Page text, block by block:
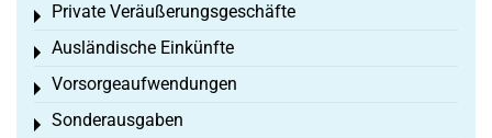
Private Veräußerungsgeschäfte
Toggle menu
Ausländische Einkünfte
Toggle menu
Vorsorgeaufwendungen
Toggle menu
Sonderausgaben
Toggle menu